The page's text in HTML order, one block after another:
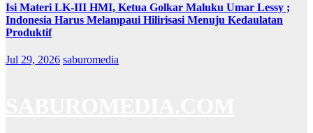
Isi Materi LK-III HMI, Ketua Golkar Maluku Umar Lessy ;
Indonesia Harus Melampaui Hilirisasi Menuju Kedaulatan
Produktif
Jul 29, 2026 saburomedia